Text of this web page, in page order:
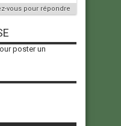
vous pour répondre
poster un